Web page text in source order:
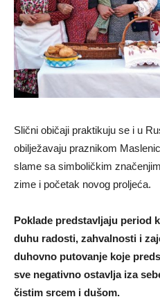
Slični običaji praktikuju se i u
obilježavaju praznikom
slame sa simboličkim
zime i početak novog proljeća.
Poklade predstavljaju period
duhu radosti, zahvalnosti i
duhovno putovanje koje
sve negativno ostavlja iza
čistim srcem i dušom.